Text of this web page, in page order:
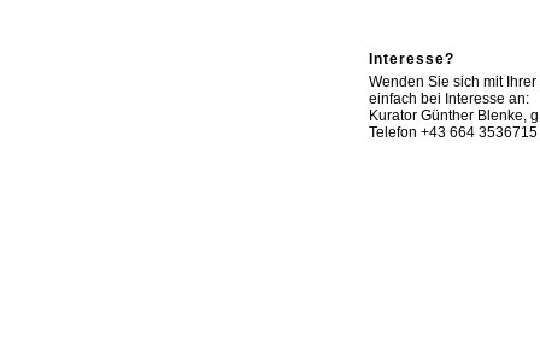
Interesse?
Wenden Sie sich mit
einfach bei Interesse an:
Kurator Günther Blenke,
Telefon +43 664 3536715